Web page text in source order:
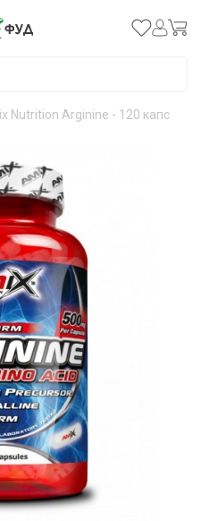
Nutrition Arginine - 120 капс